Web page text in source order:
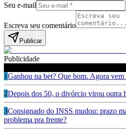
Seu e-mail
Escreva seu comentário
Publicar
Publicidade
1Ganhou na bet? Que bom. Agora
2Depois dos 50, o divórcio virou outra
3Consignado do INSS mudou: prazo
problema pra frente?